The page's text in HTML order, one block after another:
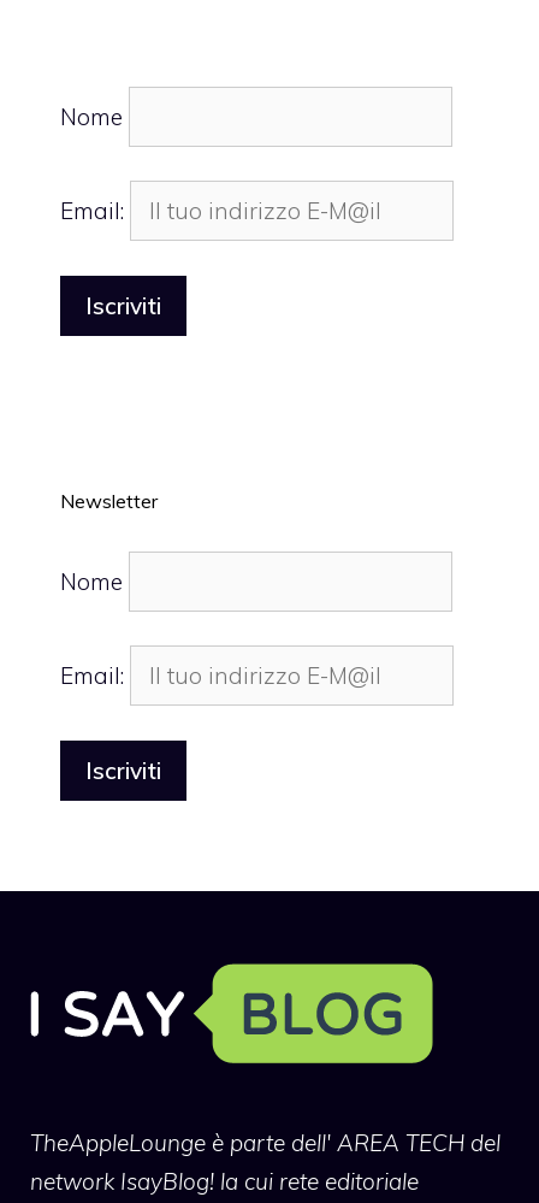
Nome
Email:
Newsletter
Nome
Email:
TheAppleLounge è parte dell' AREA TECH del
network IsayBlog! la cui rete editoriale